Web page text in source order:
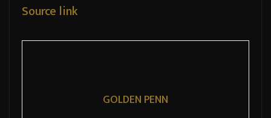
Source link
GOLDEN PENN